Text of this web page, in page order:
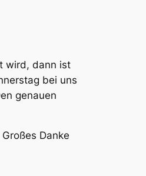
wird, dann ist
bei uns
genauen
Danke